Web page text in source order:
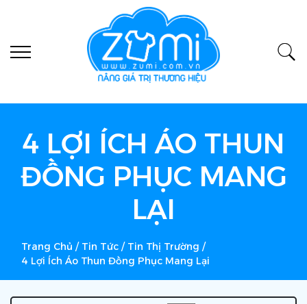
4 LỢI ÍCH ÁO THUN
ĐỒNG PHỤC MANG
LẠI
Trang Chủ / Tin Tức / Tin Thị Trường /
4 Lợi Ích Áo Thun Đồng Phục Mang Lại